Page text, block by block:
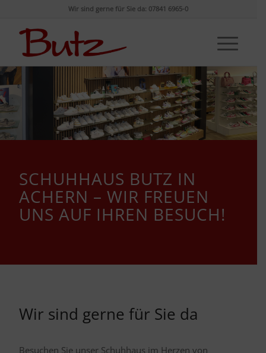
Wir sind gerne für Sie da: 07841 6965-0
SCHUHHAUS BUTZ IN
ACHERN – WIR FREUEN
UNS AUF IHREN BESUCH!
Wir sind gerne für Sie da
Besuchen Sie unser Schuhhaus im Herzen von